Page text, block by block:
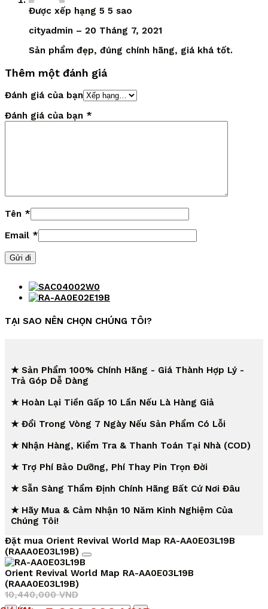
Được xếp hạng 5 5 sao
cityadmin – 20 Tháng 7, 2021
Sản phẩm đẹp, đúng chính hãng, giá khá tốt.
Thêm một đánh giá
Đánh giá của bạn
Đánh giá của bạn *
Tên *
Email *
TẠI SAO NÊN CHỌN CHÚNG TÔI?
★ Sản Phẩm 100% Chính Hãng - Giá Thành Hợp Lý -
Trả Góp Dễ Dàng
★ Hoàn Lại Tiền Gấp 10 Lần Nếu Là Hàng Giả
★ Đổi Trong Vòng 7 Ngày Nếu Sản Phẩm Có Lỗi
★ Nhận Hàng, Kiểm Tra & Thanh Toán Tại Nhà (COD)
★ Trợ Phí Bảo Dưỡng, Phí Thay Pin Trọn Đời
★ Sẵn Sàng Thẩm Định Chính Hãng Bất Cứ Nơi Đâu
★ Hãy Mua & Cảm Nhận 10 Năm Kinh Nghiệm Của
Chúng Tôi!
Đặt mua Orient Revival World Map RA-AA0E03L19B
(RAAA0E03L19B)
Orient Revival World Map RA-AA0E03L19B
(RAAA0E03L19B)
10,440,000VND